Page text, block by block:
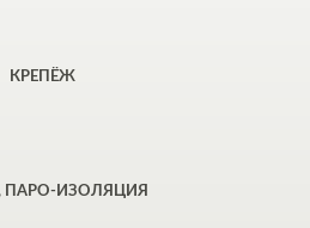
КРЕПЁЖ
ПАРО-ИЗОЛЯЦИЯ